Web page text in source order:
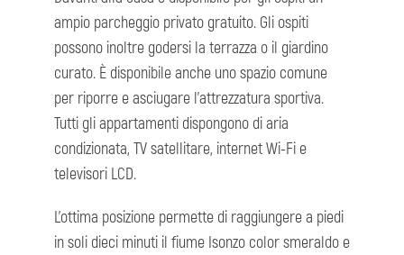
ampio parcheggio privato gratuito. Gli ospiti
possono inoltre godersi la terrazza o il giardino
curato. È disponibile anche uno spazio comune
per riporre e asciugare l’attrezzatura sportiva.
Tutti gli appartamenti dispongono di aria
condizionata, TV satellitare, internet Wi-Fi e
televisori LCD.
L’ottima posizione permette di raggiungere a piedi
in soli dieci minuti il fiume Isonzo color smeraldo e